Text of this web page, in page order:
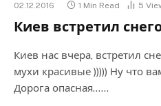
02.12.2016 1 Min Read 5
Киев встретил
Киев нас вчера, встретил
мухи красивые ))))) Ну что
Дорога опасная……